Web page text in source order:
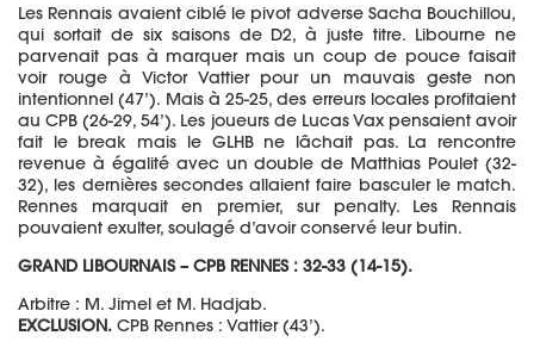
Les Rennais avaient ciblé le pivot adverse Sacha Bouchillou,
qui sortait de six saisons de D2, à juste titre. Libourne ne
parvenait pas à marquer mais un coup de pouce faisait
voir rouge à Victor Vattier pour un mauvais geste non
intentionnel (47’). Mais à 25-25, des erreurs locales profitaient
au CPB (26-29, 54’). Les joueurs de Lucas Vax pensaient avoir
fait le break mais le GLHB ne lâchait pas. La rencontre
revenue à égalité avec un double de Matthias Poulet (32-
32), les dernières secondes allaient faire basculer le match.
Rennes marquait en premier, sur penalty. Les Rennais
pouvaient exulter, soulagé d’avoir conservé leur butin.
GRAND LIBOURNAIS – CPB RENNES : 32-33 (14-15).
Arbitre : M. Jimel et M. Hadjab.
EXCLUSION. CPB Rennes : Vattier (43’).